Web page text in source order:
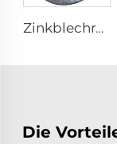
Zinkblechrahmen Aluminiumpaddel hängend oder an der Wand montiert 950mm runder Kuhstallbelüftungsventilator
Die